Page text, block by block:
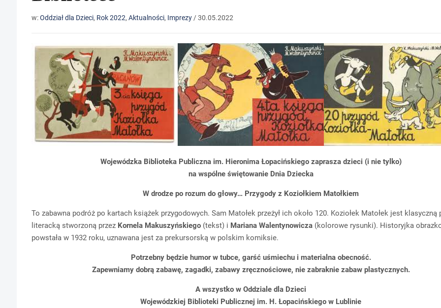
w:Oddział dla Dzieci, Rok 2022, Aktualności, Imprezy/30.05.2022
Wojewódzka Biblioteka Publiczna im. Hieronima Łopacińskiego zaprasza dzieci (i nie tylko)
na wspólne świętowanie Dnia Dziecka
W drodze po rozum do głowy… Przygody z Koziołkiem Matołkiem
To zabawna podróż po kartach książek przygodowych. Sam Matołek przeżył ich około 120. Koziołek Matołek jest klasyczną
literacką stworzoną przez Kornela Makuszyńskiego(tekst) i Mariana Walentynowicza(kolorowe rysunki). Historyjka
powstała w 1932 roku, uznawana jest za prekursorską w polskim komiksie.
Potrzebny będzie humor w tubce, garść uśmiechu i materialna obecność.
Zapewniamy dobrą zabawę, zagadki, zabawy zręcznościowe, nie zabraknie zabaw plastycznych.
A wszystko w Oddziale dla Dzieci
Wojewódzkiej Biblioteki Publicznej im. H. Łopacińskiego w Lublinie